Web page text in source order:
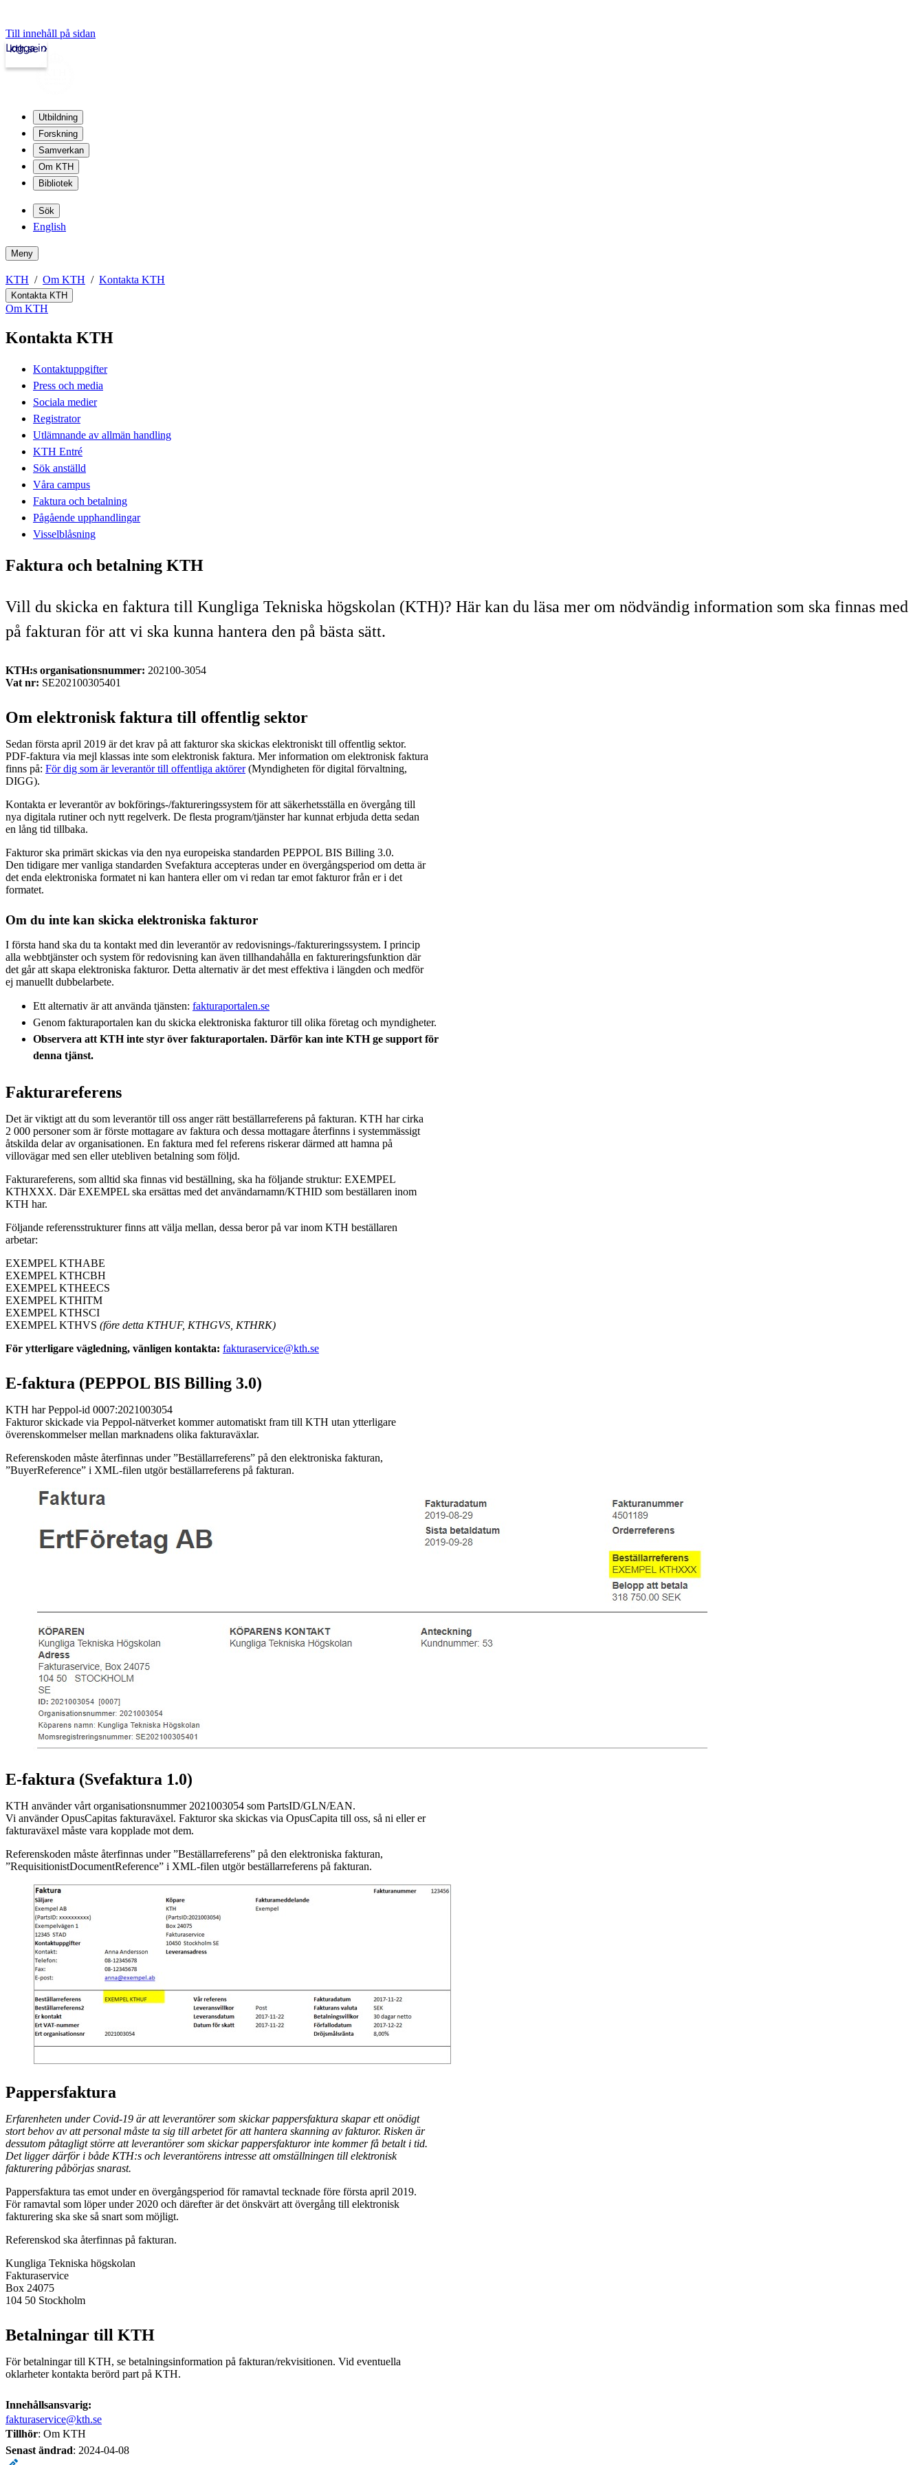
Till innehåll på sidan
kth.se
Logga in
Utbildning
Forskning
Samverkan
Om KTH
Bibliotek
Sök
English
Meny
KTH Om KTH Kontakta KTH
Kontakta KTH
Om KTH
Kontakta KTH
Kontaktuppgifter
Press och media
Sociala medier
Registrator
Utlämnande av allmän handling
KTH Entré
Sök anställd
Våra campus
Faktura och betalning
Pågående upphandlingar
Visselblåsning
Faktura och betalning KTH
Vill du skicka en faktura till Kungliga Tekniska högskolan (KTH)? Här kan du läsa mer om nödvändig information som ska finnas med
på fakturan för att vi ska kunna hantera den på bästa sätt.
KTH:s organisationsnummer: 202100-3054
Vat nr: SE202100305401
Om elektronisk faktura till offentlig sektor
Sedan första april 2019 är det krav på att fakturor ska skickas elektroniskt till offentlig sektor.
PDF-faktura via mejl klassas inte som elektronisk faktura. Mer information om elektronisk faktura
finns på: För dig som är leverantör till offentliga aktörer(Myndigheten för digital förvaltning,
DIGG).
Kontakta er leverantör av bokförings-/faktureringssystem för att säkerhetsställa en övergång till
nya digitala rutiner och nytt regelverk. De flesta program/tjänster har kunnat erbjuda detta sedan
en lång tid tillbaka.
Fakturor ska primärt skickas via den nya europeiska standarden PEPPOL BIS Billing 3.0.
Den tidigare mer vanliga standarden Svefaktura accepteras under en övergångsperiod om detta är
det enda elektroniska formatet ni kan hantera eller om vi redan tar emot fakturor från er i det
formatet.
Om du inte kan skicka elektroniska fakturor
I första hand ska du ta kontakt med din leverantör av redovisnings-/faktureringssystem. I princip
alla webbtjänster och system för redovisning kan även tillhandahålla en faktureringsfunktion där
det går att skapa elektroniska fakturor. Detta alternativ är det mest effektiva i längden och medför
ej manuellt dubbelarbete.
Ett alternativ är att använda tjänsten: fakturaportalen.se
Genom fakturaportalen kan du skicka elektroniska fakturor till olika företag och myndigheter.
Observera att KTH inte styr över fakturaportalen. Därför kan inte KTH ge support för
denna tjänst.
Fakturareferens
Det är viktigt att du som leverantör till oss anger rätt beställarreferens på fakturan. KTH har cirka
2 000 personer som är förste mottagare av faktura och dessa mottagare återfinns i system­mässigt
åtskilda delar av organisationen. En faktura med fel referens riskerar därmed att hamna på
villovägar med sen eller utebliven betalning som följd.
Fakturareferens, som alltid ska finnas vid beställning, ska ha följande struktur: EXEMPEL
KTHXXX. Där EXEMPEL ska ersättas med det användarnamn/KTHID som beställaren inom
KTH har.
Följande referensstrukturer finns att välja mellan, dessa beror på var inom KTH beställaren
arbetar:
EXEMPEL KTHABE
EXEMPEL KTHCBH
EXEMPEL KTHEECS
EXEMPEL KTHITM
EXEMPEL KTHSCI
EXEMPEL KTHVS (före detta KTHUF, KTHGVS, KTHRK)
För ytterligare vägledning, vänligen kontakta: fakturaservice@kth.se
E-faktura (PEPPOL BIS Billing 3.0)
KTH har Peppol-id 0007:2021003054
Fakturor skickade via Peppol-nätverket kommer automatiskt fram till KTH utan ytterligare
överenskommelser mellan marknadens olika fakturaväxlar.
Referenskoden måste återfinnas under ”Beställarreferens” på den elektroniska fakturan,
”BuyerReference” i XML-filen utgör beställarreferens på fakturan.
E-faktura (Svefaktura 1.0)
KTH använder vårt organisationsnummer 2021003054 som PartsID/GLN/EAN.
Vi använder OpusCapitas fakturaväxel. Fakturor ska skickas via OpusCapita till oss, så ni eller er
fakturaväxel måste vara kopplade mot dem.
Referenskoden måste återfinnas under ”Beställarreferens” på den elektroniska fakturan,
”RequisitionistDocumentReference” i XML-filen utgör beställarreferens på fakturan.
Pappersfaktura
Erfarenheten under Covid-19 är att leverantörer som skickar pappersfaktura skapar ett onödigt
stort behov av att personal måste ta sig till arbetet för att hantera skanning av fakturor. Risken är
dessutom påtagligt större att leverantörer som skickar pappersfakturor inte kommer få betalt i tid.
Det ligger därför i både KTH:s och leverantörens intresse att omställningen till elektronisk
fakturering påbörjas snarast.
Pappersfaktura tas emot under en övergångsperiod för ramavtal tecknade före första april 2019.
För ramavtal som löper under 2020 och därefter är det önskvärt att övergång till elektronisk
fakturering ska ske så snart som möjligt.
Referenskod ska återfinnas på fakturan.
Kungliga Tekniska högskolan
Fakturaservice
Box 24075
104 50 Stockholm
Betalningar till KTH
För betalningar till KTH, se betalningsinformation på fakturan/rekvisitionen. Vid eventuella
oklarheter kontakta berörd part på KTH.
Innehållsansvarig:
fakturaservice@kth.se
Tillhör: Om KTH
Senast ändrad: 2024-04-08